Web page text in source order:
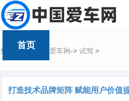
首页 新车
当前您在： 中国爱车网-> 试驾 >
打造技术品牌矩阵 赋能用户价